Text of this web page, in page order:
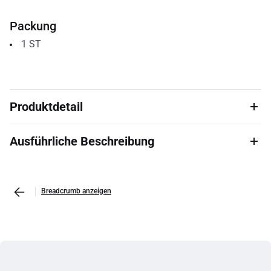
Packung
1 ST
Produktdetail
Ausführliche Beschreibung
Breadcrumb anzeigen